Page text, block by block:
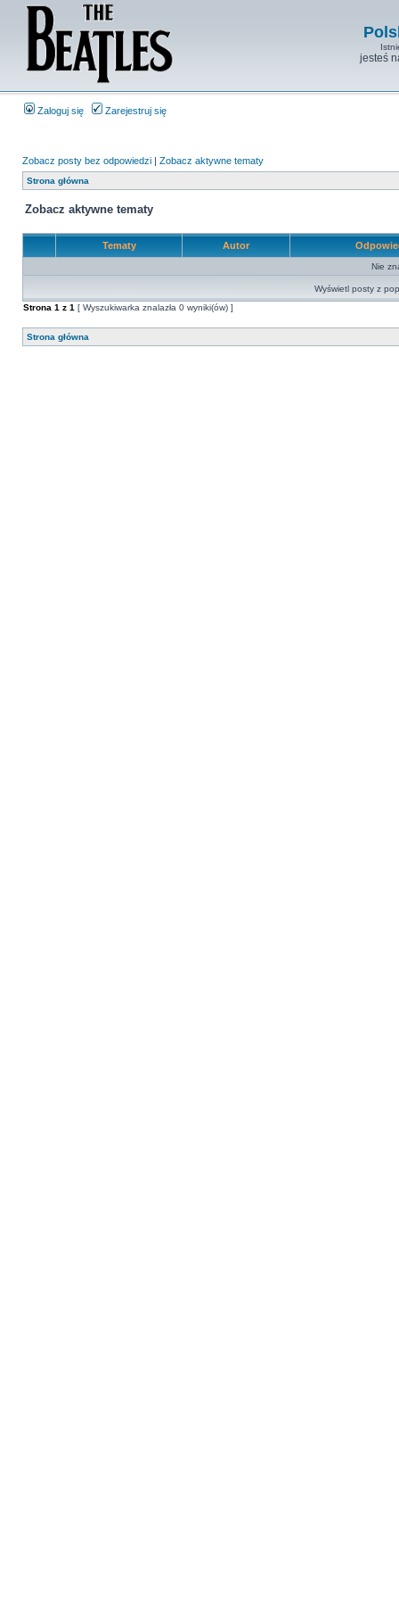
jesteś
Zaloguj się Zarejestruj się
Zobacz posty bez odpowiedzi | Zobacz aktywne tematy
Strona główna
Zobacz aktywne tematy
Tematy Autor
Nie
Wyświetl posty z
Strona 1 z 1 [ Wyszukiwarka znalazła 0 wyniki(ów) ]
Strona główna